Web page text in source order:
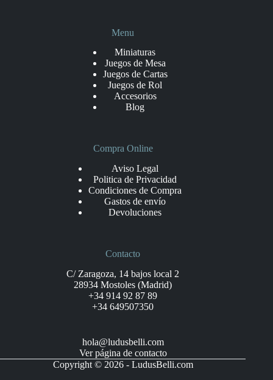
Menu
Miniaturas
Juegos de Mesa
Juegos de Cartas
Juegos de Rol
Accesorios
Blog
Compra Online
Aviso Legal
Politica de Privacidad
Condiciones de Compra
Gastos de envío
Devoluciones
Contacto
C/ Zaragoza, 14 bajos local 2
28934 Mostoles (Madrid)
+34 914 92 87 89
+34 649507350
hola@ludusbelli.com
Ver página de contacto
Copyright © 2026 - LudusBelli.com